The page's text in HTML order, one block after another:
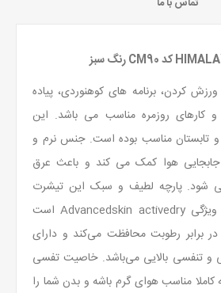
تماس با ما
کردن، برنامه های کوهنوردی، پیاده
کارهای روزمره مناسب می باشد. این
تابستان مناسب بوده است. جنس نرم و
هوا کمک می کند و باعث عرق
شود. پارچه لطیف و سبک این تیشرت
تنفسی است و دارای ویژگی Advancedskin activedry است
برابر رطوبت محافظت می‌کند و دارای
تنفسی بالایی می‌باشد. خاصیت تفسی
مناسب هوای گرم باشه و بدن شما را